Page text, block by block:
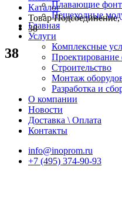
Плавающие
Пешеходные
Главная
Услуги
Комплексные
Проектирование
Строительство
Монтаж
Разработка и
О компании
Новости
Доставка \ Оплата
Контакты
info@inoprom.ru
+7 (495) 374-90-93
Каталог
Товар
38
38